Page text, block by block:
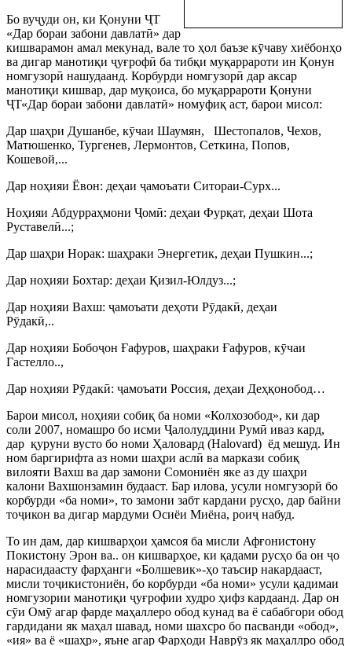
Бо вуҷуди он, ки Қонуни ҶТ
«Дар бораи забони давлатӣ» дар
кишварамон амал мекунад, вале то ҳол баъзе кӯчаву хиёбонҳо
ва дигар манотиқи ҷуғрофӣ ба тибқи муқаррароти ин Қонун
номгузорӣ нашудаанд. Корбурди номгузорӣ дар аксар
манотиқи кишвар, дар муқоиса, бо муқаррароти Қонуни
ҶТ«Дар бораи забони давлатӣ» номуфиқ аст, барои мисол:
Дар шаҳри Душанбе, кӯчаи Шаумян,
Шестопалов, Чехов,
Матюшенко, Тургенев, Лермонтов, Сеткина, Попов,
Кошевой,...
Дар ноҳияи Ёвон: деҳаи ҷамоъати Ситораи-Сурх...
Ноҳияи Абдурраҳмони Ҷомӣ: деҳаи Фурқат, деҳаи Шота
Руставелӣ...;
Дар шаҳри Норак: шаҳраки Энергетик, деҳаи Пушкин...;
Дар ноҳияи Бохтар: деҳаи Қизил-Юлдуз...;
Дар ноҳияи Вахш: ҷамоъати деҳоти Рӯдакӣ, деҳаи
Рӯдакӣ,..
Дар ноҳияи Бобоҷон Ғафуров, шаҳраки Ғафуров, кӯчаи
Гастелло..,
Дар ноҳияи Рӯдакӣ: ҷамоъати Россия, деҳаи Деҳқонобод…
Барои мисол, ноҳияи собиқ ба номи «Колхозобод», ки дар
соли 2007, номашро бо исми Ҷалолуддини Румӣ иваз кард,
дар қуруни вусто бо номи Ҳаловард (Halovard) ёд мешуд. Ин
ном баргирифта аз номи шаҳри аслӣ ва маркази собиқ
вилояти Вахш ва дар замони Сомониён яке аз ду шаҳри
калони Вахшонзамин будааст. Бар илова, усули номгузорӣ бо
корбурди «ба номи», то замони забт кардани русҳо, дар байни
тоҷикон ва дигар мардуми Осиёи Миёна, роиҷ набуд.
То ин дам, дар кишварҳои ҳамсоя ба мисли Афғонистону
Покистону Эрон ва.. он кишварҳое, ки қадами русҳо ба он ҷо
нарасидаасту фарҳанги «Болшевик»-ҳо таъсир накардааст,
мисли тоҷикистониён, бо корбурди «ба номи» усули қадимаи
номгузории манотиқи ҷуғрофии худро ҳифз кардаанд. Дар он
сӯи Омӯ агар фарде маҳаллеро обод кунад ва ё сабабгори обод
гардидани як маҳал шавад, номи шахсро бо пасванди «обод»,
«ия» ва ё «шаҳр», яъне агар Фарҳоди Наврӯз як маҳаллро обод